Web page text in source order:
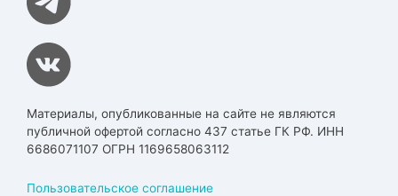
Материалы, опубликованные на сайте не являются
публичной офертой согласно 437 статье ГК РФ. ИНН
6686071107 ОГРН 1169658063112
Пользовательское соглашение